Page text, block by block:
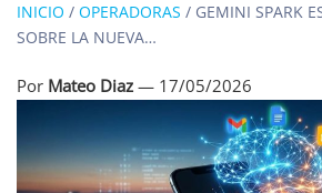
INICIO / OPERADORAS / GEMINI SPARK
SOBRE LA NUEVA…
Por Mateo Diaz — 17/05/2026